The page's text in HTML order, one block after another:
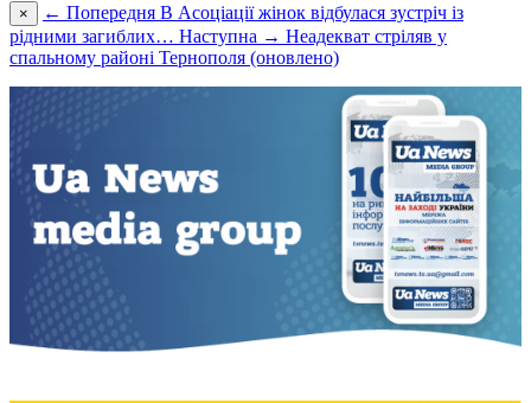
× ← Попередня В Асоціації жінок відбулася зустріч із
рідними загиблих… Наступна → Неадекват стріляв у
спальному районі Тернополя (оновлено)